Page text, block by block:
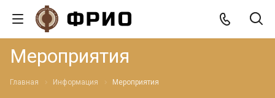
Мероприятия
Главная Информация Мероприятия